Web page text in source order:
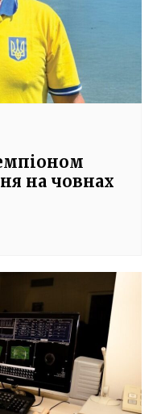
на човнах